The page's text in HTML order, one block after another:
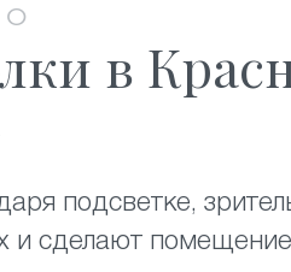
в
подсветке,
и сделают